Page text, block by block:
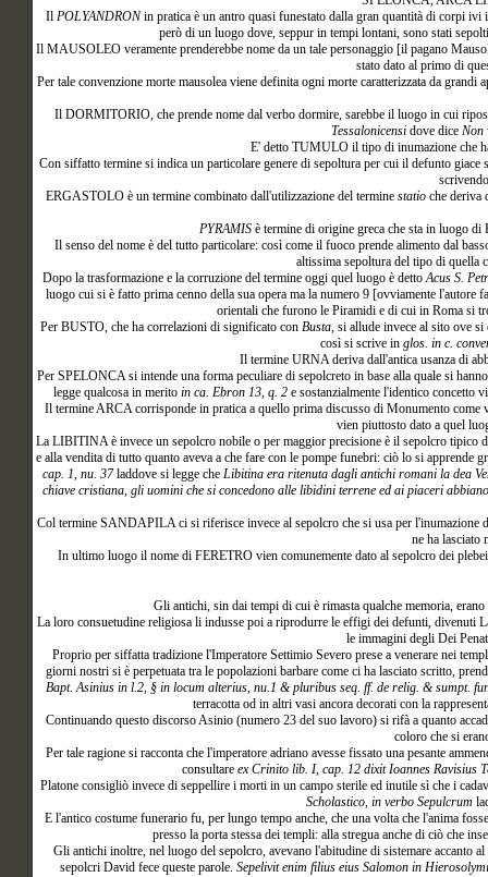
Il POLYANDRONin pratica è un antro quasi funestato dalla gran quantità di corpi ivi
però di un luogo dove, seppur in tempi lontani, sono stati
Il MAUSOLEO veramente prenderebbe nome da un tale personaggio [il pagano
stato dato al primo di
Per tale convenzione morte mausolea viene definita ogni morte caratterizzata da
Il DORMITORIO, che prende nome dal verbo dormire, sarebbe il luogo in cui
Tessalonicensidove dice Non
E' detto TUMULO il tipo di inumazione che
Con siffatto termine si indica un particolare genere di sepoltura per cui il defunto
ERGASTOLO è un termine combinato dall'utilizzazione del termine statio che deriva
PYRAMISè termine di origine greca che sta in luogo di
Il senso del nome è del tutto particolare: così come il fuoco prende alimento dal
altissima sepoltura del tipo di quella
Dopo la trasformazione e la corruzione del termine oggi quel luogo è dettoAcus S.
luogo cui si è fatto prima cenno della sua opera ma la numero 9 [ovviamente
orientali che furono le Piramidi e di cui in Roma si
Per BUSTO, che ha correlazioni di significato con Busta, si allude invece al sito ove si
così si scrive in glos. in c.
Il termine URNA deriva dall'antica usanza di
Per SPELONCA si intende una forma peculiare di sepolcreto in base alla quale si
legge qualcosa in merito in ca. Ebron 13, q. 2 e sostanzialmente l'identico concetto
Il termine ARCA corrisponde in pratica a quello prima discusso di Monumento come
vien piuttosto dato a quel
La LIBITINA è invece un sepolcro nobile o per maggior precisione è il sepolcro tipico
e alla vendita di tutto quanto aveva a che fare con le pompe funebri: ciò lo si apprende
cap. 1, nu. 37laddove si legge che Libitina era ritenuta dagli antichi romani la dea
chiave cristiana, gli uomini che si concedono alle libidini terrene ed ai piaceri
Col termine SANDAPILA ci si riferisce invece al sepolcro che si usa per l'inumazione
ne ha lasciato
In ultimo luogo il nome di FERETRO vien comunemente dato al sepolcro dei
Gli antichi, sin dai tempi di cui è rimasta qualche memoria,
La loro consuetudine religiosa li indusse poi a riprodurre le effigi dei defunti, divenuti
le immagini degli Dei
Proprio per siffatta tradizione l'Imperatore Settimio Severo prese a venerare nei
giorni nostri si è perpetuata tra le popolazioni barbare come ci ha lasciato scritto,
Bapt. Asinius in l.2, § in locum alterius, nu.1 & pluribus seq. ff. de relig. & sumpt.
terracotta od in altri vasi ancora decorati con la
Continuando questo discorso Asinio (numero 23 del suo lavoro) si rifà a quanto
coloro che si
Per tale ragione si racconta che l'imperatore adriano avesse fissato una pesante
consultare ex Crinito lib. I, cap. 12 dixit Ioannes Ravisius
Platone consigliò invece di seppellire i morti in un campo sterile ed inutile sì che i
Scholastico, in verbo Sepulcrum
E l'antico costume funerario fu, per lungo tempo anche, che una volta che l'anima
presso la porta stessa dei templi: alla stregua anche di ciò che
Gli antichi inoltre, nel luogo del sepolcro, avevano l'abitudine di sistemare accanto
sepolcri David fece queste parole. Sepelivit enim filius eius Salomon in